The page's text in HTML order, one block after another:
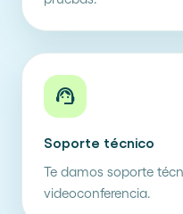
support_agent
Soporte técnico
Te damos soporte
videoconferencia.